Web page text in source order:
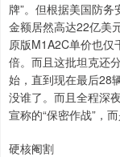
牌”。但根据美国防
金额居然高达22亿美
原版M1A2C单价也仅
倍。而且这批坦克还
始，直到现在最后28
没谁了。而且全程深
宣称的“保密作战”，
硬核阉割